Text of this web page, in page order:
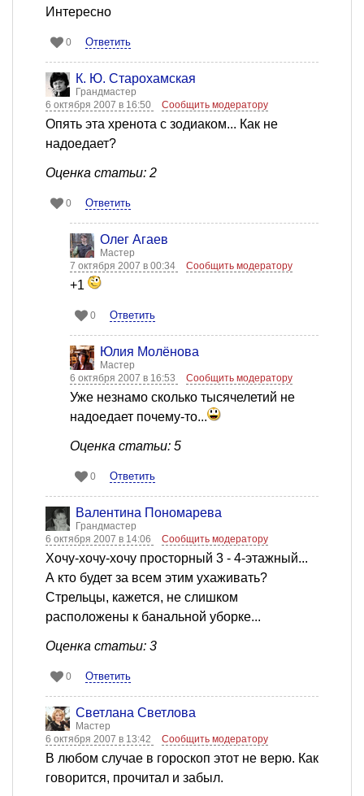
Интересно
0 Ответить
К. Ю. Старохамская
Грандмастер
6 октября 2007 в 16:50
Сообщить модератору
Опять эта хренота с зодиаком... Как не
надоедает?
Оценка статьи: 2
0 Ответить
Олег Агаев
Мастер
7 октября 2007 в 00:34
Сообщить модератору
+1
0 Ответить
Юлия Молёнова
Мастер
6 октября 2007 в 16:53
Сообщить модератору
Уже незнамо сколько тысячелетий не
надоедает почему-то...
Оценка статьи: 5
0 Ответить
Валентина Пономарева
Грандмастер
6 октября 2007 в 14:06
Сообщить модератору
Хочу-хочу-хочу просторный 3 - 4-этажный...
А кто будет за всем этим ухаживать?
Стрельцы, кажется, не слишком
расположены к банальной уборке...
Оценка статьи: 3
0 Ответить
Светлана Светлова
Мастер
6 октября 2007 в 13:42
Сообщить модератору
В любом случае в гороскоп этот не верю. Как
говорится, прочитал и забыл.